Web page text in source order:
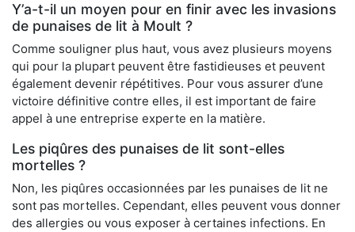
Y’a-t-il un moyen pour en finir avec les invasions
de punaises de lit à Moult ?
Comme souligner plus haut, vous avez plusieurs moyens
qui pour la plupart peuvent être fastidieuses et peuvent
également devenir répétitives. Pour vous assurer d’une
victoire définitive contre elles, il est important de faire
appel à une entreprise experte en la matière.
Les piqûres des punaises de lit sont-elles
mortelles ?
Non, les piqûres occasionnées par les punaises de lit ne
sont pas mortelles. Cependant, elles peuvent vous donner
des allergies ou vous exposer à certaines infections. En